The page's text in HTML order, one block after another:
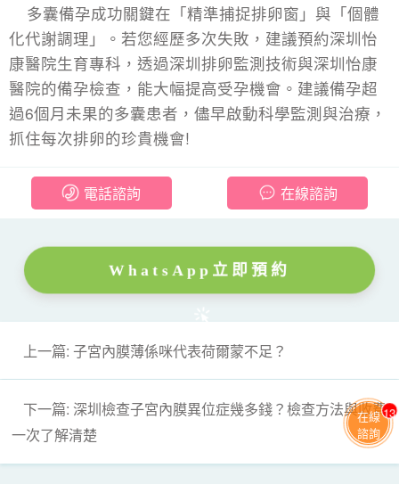
多囊備孕成功關鍵在「精準捕捉排卵窗」與「個體
化代謝調理」。若您經歷多次失敗，建議預約深圳怡
康醫院生育專科，透過深圳排卵監測技術與深圳怡康
醫院的備孕檢查，能大幅提高受孕機會。建議備孕超
過6個月未果的多囊患者，儘早啟動科學監測與治療，
抓住每次排卵的珍貴機會!
電話諮詢 在線諮詢
WhatsApp立即預約
上一篇: 子宮內膜薄係咪代表荷爾蒙不足？
下一篇: 深圳檢查子宮內膜異位症幾多錢？檢查方法與收費
一次了解清楚
在線
諮詢
14